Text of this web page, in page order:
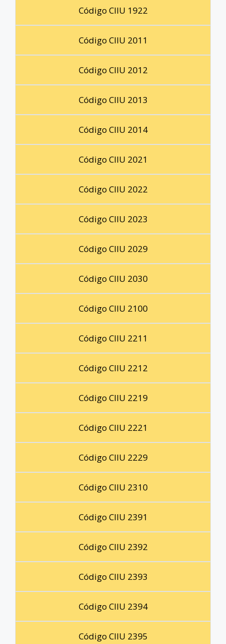
Código CIIU 1922
Código CIIU 2011
Código CIIU 2012
Código CIIU 2013
Código CIIU 2014
Código CIIU 2021
Código CIIU 2022
Código CIIU 2023
Código CIIU 2029
Código CIIU 2030
Código CIIU 2100
Código CIIU 2211
Código CIIU 2212
Código CIIU 2219
Código CIIU 2221
Código CIIU 2229
Código CIIU 2310
Código CIIU 2391
Código CIIU 2392
Código CIIU 2393
Código CIIU 2394
Código CIIU 2395